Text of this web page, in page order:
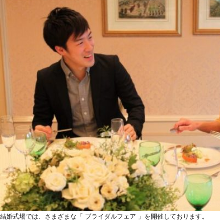
結婚式場では、さまざまな「 ブライダルフェア 」を開催しております。